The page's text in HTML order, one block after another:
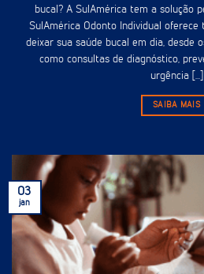
bucal? A SulAmérica tem a solução
SulAmérica Odonto Individual oferece
deixar sua saúde bucal em dia, desde
como consultas de diagnóstico,
urgência [...]
SAIBA MAIS
03
jan